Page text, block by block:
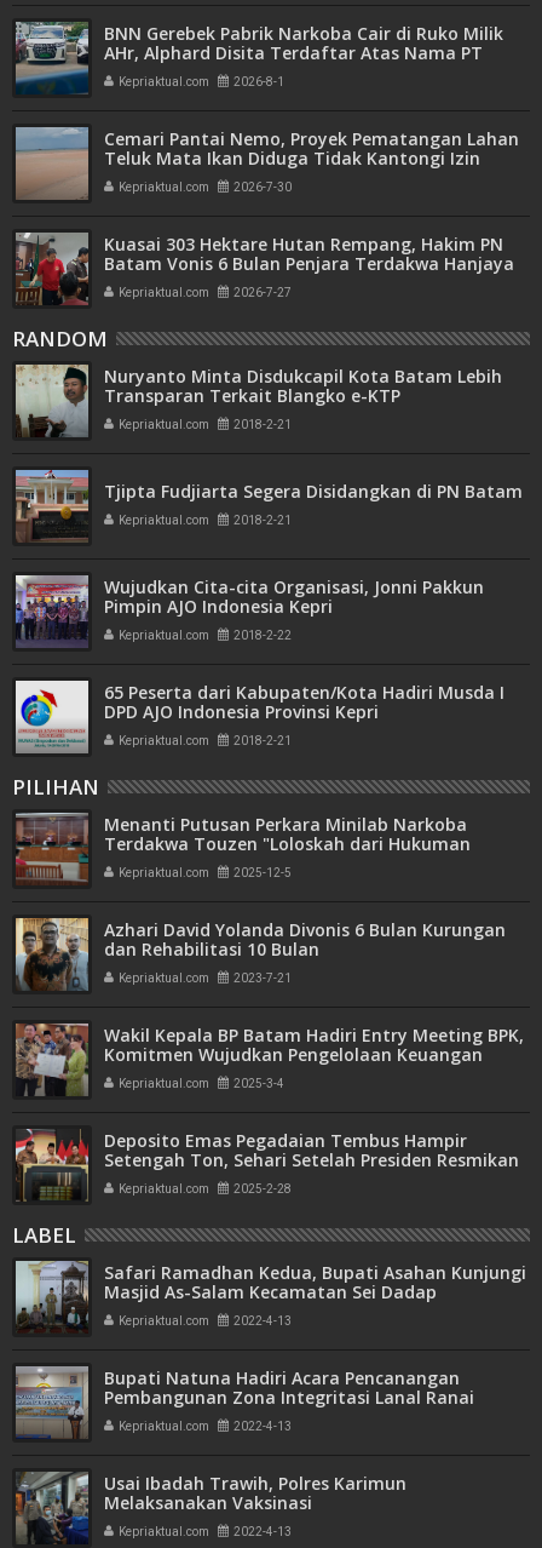
BNN Gerebek Pabrik Narkoba Cair di Ruko Milik
AHr, Alphard Disita Terdaftar Atas Nama PT
Mitra Usaha Properti
Kepriaktual.com 2026-8-1
Cemari Pantai Nemo, Proyek Pematangan Lahan
Teluk Mata Ikan Diduga Tidak Kantongi Izin
Amdal
Kepriaktual.com 2026-7-30
Kuasai 303 Hektare Hutan Rempang, Hakim PN
Batam Vonis 6 Bulan Penjara Terdakwa Hanjaya
Kepriaktual.com 2026-7-27
RANDOM
Nuryanto Minta Disdukcapil Kota Batam Lebih
Transparan Terkait Blangko e-KTP
Kepriaktual.com 2018-2-21
Tjipta Fudjiarta Segera Disidangkan di PN Batam
Kepriaktual.com 2018-2-21
Wujudkan Cita-cita Organisasi, Jonni Pakkun
Pimpin AJO Indonesia Kepri
Kepriaktual.com 2018-2-22
65 Peserta dari Kabupaten/Kota Hadiri Musda I
DPD AJO Indonesia Provinsi Kepri
Kepriaktual.com 2018-2-21
PILIHAN
Menanti Putusan Perkara Minilab Narkoba
Terdakwa Touzen "Loloskah dari Hukuman
Seumur Hidup atau Mati"
Kepriaktual.com 2025-12-5
Azhari David Yolanda Divonis 6 Bulan Kurungan
dan Rehabilitasi 10 Bulan
Kepriaktual.com 2023-7-21
Wakil Kepala BP Batam Hadiri Entry Meeting BPK,
Komitmen Wujudkan Pengelolaan Keuangan
Transparan dan Akuntabel
Kepriaktual.com 2025-3-4
Deposito Emas Pegadaian Tembus Hampir
Setengah Ton, Sehari Setelah Presiden Resmikan
Bank Emas
Kepriaktual.com 2025-2-28
LABEL
Safari Ramadhan Kedua, Bupati Asahan Kunjungi
Masjid As-Salam Kecamatan Sei Dadap
Kepriaktual.com 2022-4-13
Bupati Natuna Hadiri Acara Pencanangan
Pembangunan Zona Integritasi Lanal Ranai
Kepriaktual.com 2022-4-13
Usai Ibadah Trawih, Polres Karimun
Melaksanakan Vaksinasi
Kepriaktual.com 2022-4-13